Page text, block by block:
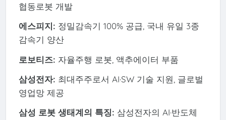
협동로봇 개발
에스피지: 정밀감속기 100% 공급, 국내 유일 3종
감속기 양산
로보티즈: 자율주행 로봇, 액추에이터 부품
삼성전자: 최대주주로서 AI·SW 기술 지원, 글로벌
영업망 제공
삼성 로봇 생태계의 특징: 삼성전자의 AI·반도체